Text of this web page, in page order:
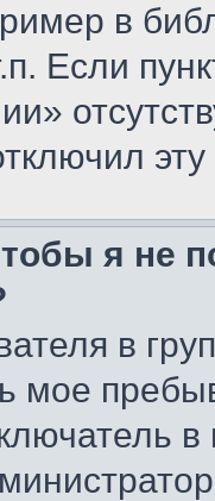
в
Если
я не
в
мое